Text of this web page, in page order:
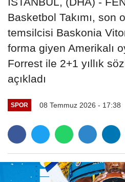
Basketbol Takımı, son
temsilcisi Baskonia
forma giyen Amerikalı
Forrest ile 2+1 yıllık
açıkladı
SPOR 08 Temmuz 2026 - 17:38